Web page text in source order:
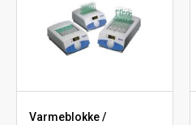
Varmeblokke /